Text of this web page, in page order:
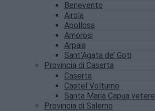
Benevento
Airola
Apollosa
Amorosi
Arpaia
Sant’Agata de’ Goti
Provincia di Caserta
Caserta
Castel Volturno
Santa Maria Capua vetere
Provincia di Salerno